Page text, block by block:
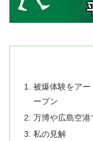
被爆体験をア
ープン
万博や広島空
私の見解